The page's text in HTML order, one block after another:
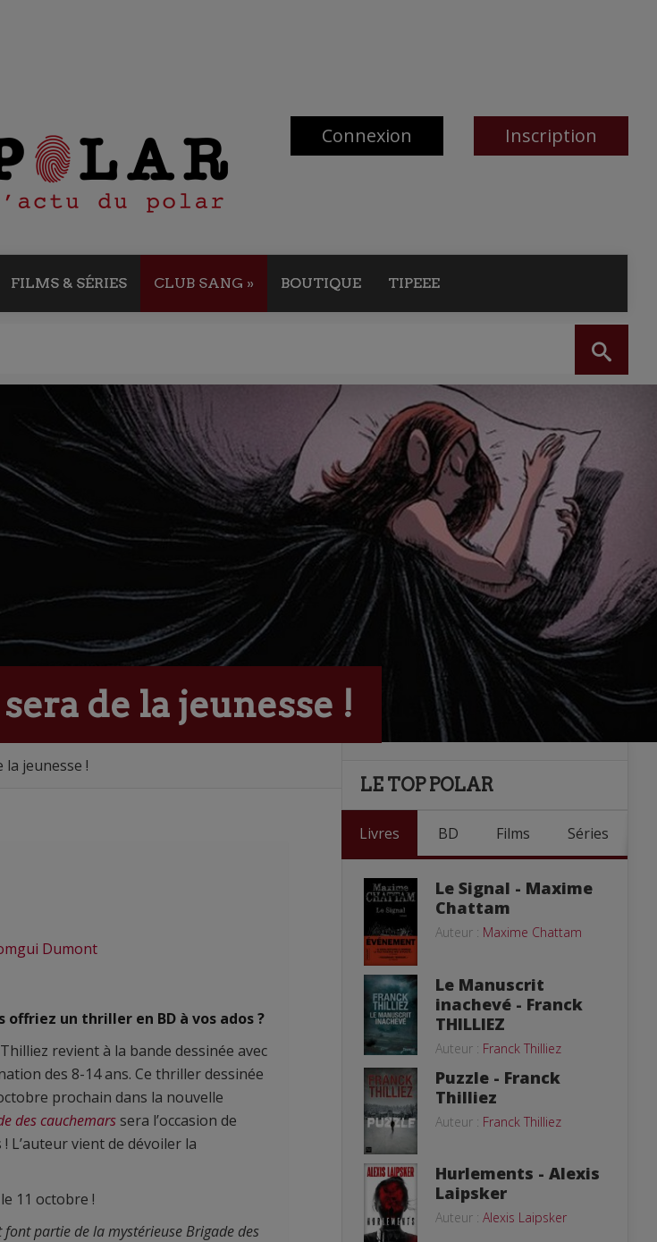
Connexion Inscription
FILMS & SÉRIES CLUB SANG » BOUTIQUE TIPEEE
de la jeunesse !
la jeunesse !
Dumont
offriez un thriller en BD à vos ados ?
revient à la bande dessinée avec
des 8-14 ans. Ce thriller dessinée
prochain dans la nouvelle
des cauchemars sera l’occasion de
L’auteur vient de dévoiler la
11 octobre !
partie de la mystérieuse Brigade des
LE TOP POLAR
Livres BD Films Séries
Le Signal - Maxime
Chattam
Auteur : Maxime Chattam
Le Manuscrit
inachevé - Franck
THILLIEZ
Auteur : Franck Thilliez
Puzzle - Franck
Thilliez
Auteur : Franck Thilliez
Hurlements - Alexis
Laipsker
Auteur : Alexis Laipsker